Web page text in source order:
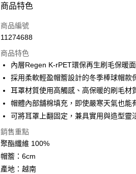
Apple Pay
街口支付
悠遊付
Google Pay
全盈+PAY
AFTEE先享後付
相關說明
【關於「AFTEE先享後付」】
AFTEE先享後付是「在收到商品之後才付款」的
便利好安心！
ATM付款
商品特色
商品編號
11274688
商品特色
內層Regen K-rPET環保再生刷毛保暖面
採用柔軟輕盈帽簷設計的冬季棒球帽款
耳罩材質使用高觸感、高保暖的刷毛材
帽體內部舖棉填充，即使嚴寒天氣也能
可將耳罩上翻固定，兼具實用與造型靈
銷售重點
聚酯纖維 100%
帽簷：6cm
產地：越南